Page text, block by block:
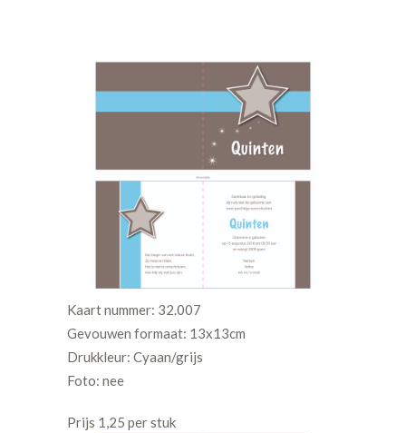
Kaart nummer: 32.007
Gevouwen formaat: 13x13cm
Drukkleur: Cyaan/grijs
Foto: nee
Prijs 1,25 per stuk